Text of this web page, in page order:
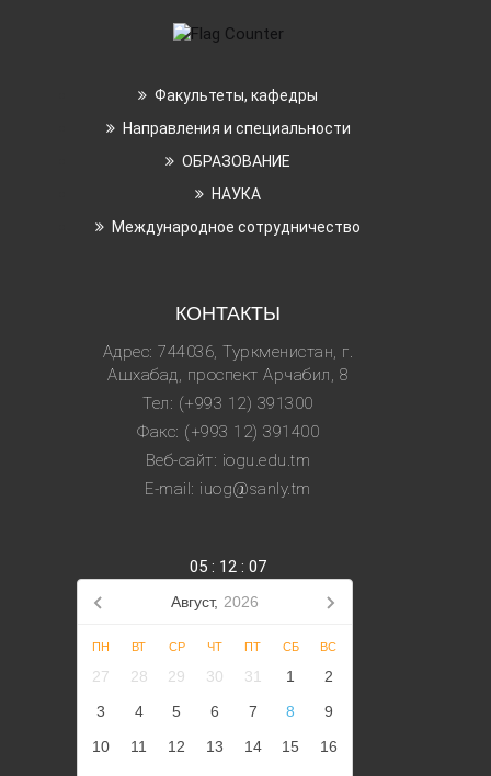
Факультеты, кафедры
Направления и специальности
ОБРАЗОВАНИЕ
НАУКА
Международное сотрудничество
КОНТАКТЫ
Адрес: 744036, Туркменистан, г.
Ашхабад, проспект Арчабил, 8
Тел: (+993 12) 391300
Факс: (+993 12) 391400
Веб-сайт: iogu.edu.tm
E-mail: iuog@sanly.tm
05 : 12 : 07
Август, 2026
ПН ВТ СР ЧТ ПТ СБ ВС
27 28 29 30 31 1
2
3
4 5 6 7 8
9
10
11 12 13 14 15
16